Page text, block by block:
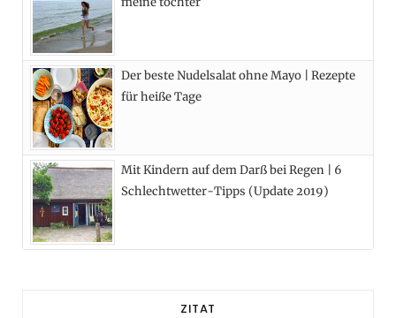
Der beste Nudelsalat ohne Mayo | Rezepte
für heiße Tage
Mit Kindern auf dem Darß bei Regen | 6
Schlechtwetter-Tipps (Update 2019)
ZITAT